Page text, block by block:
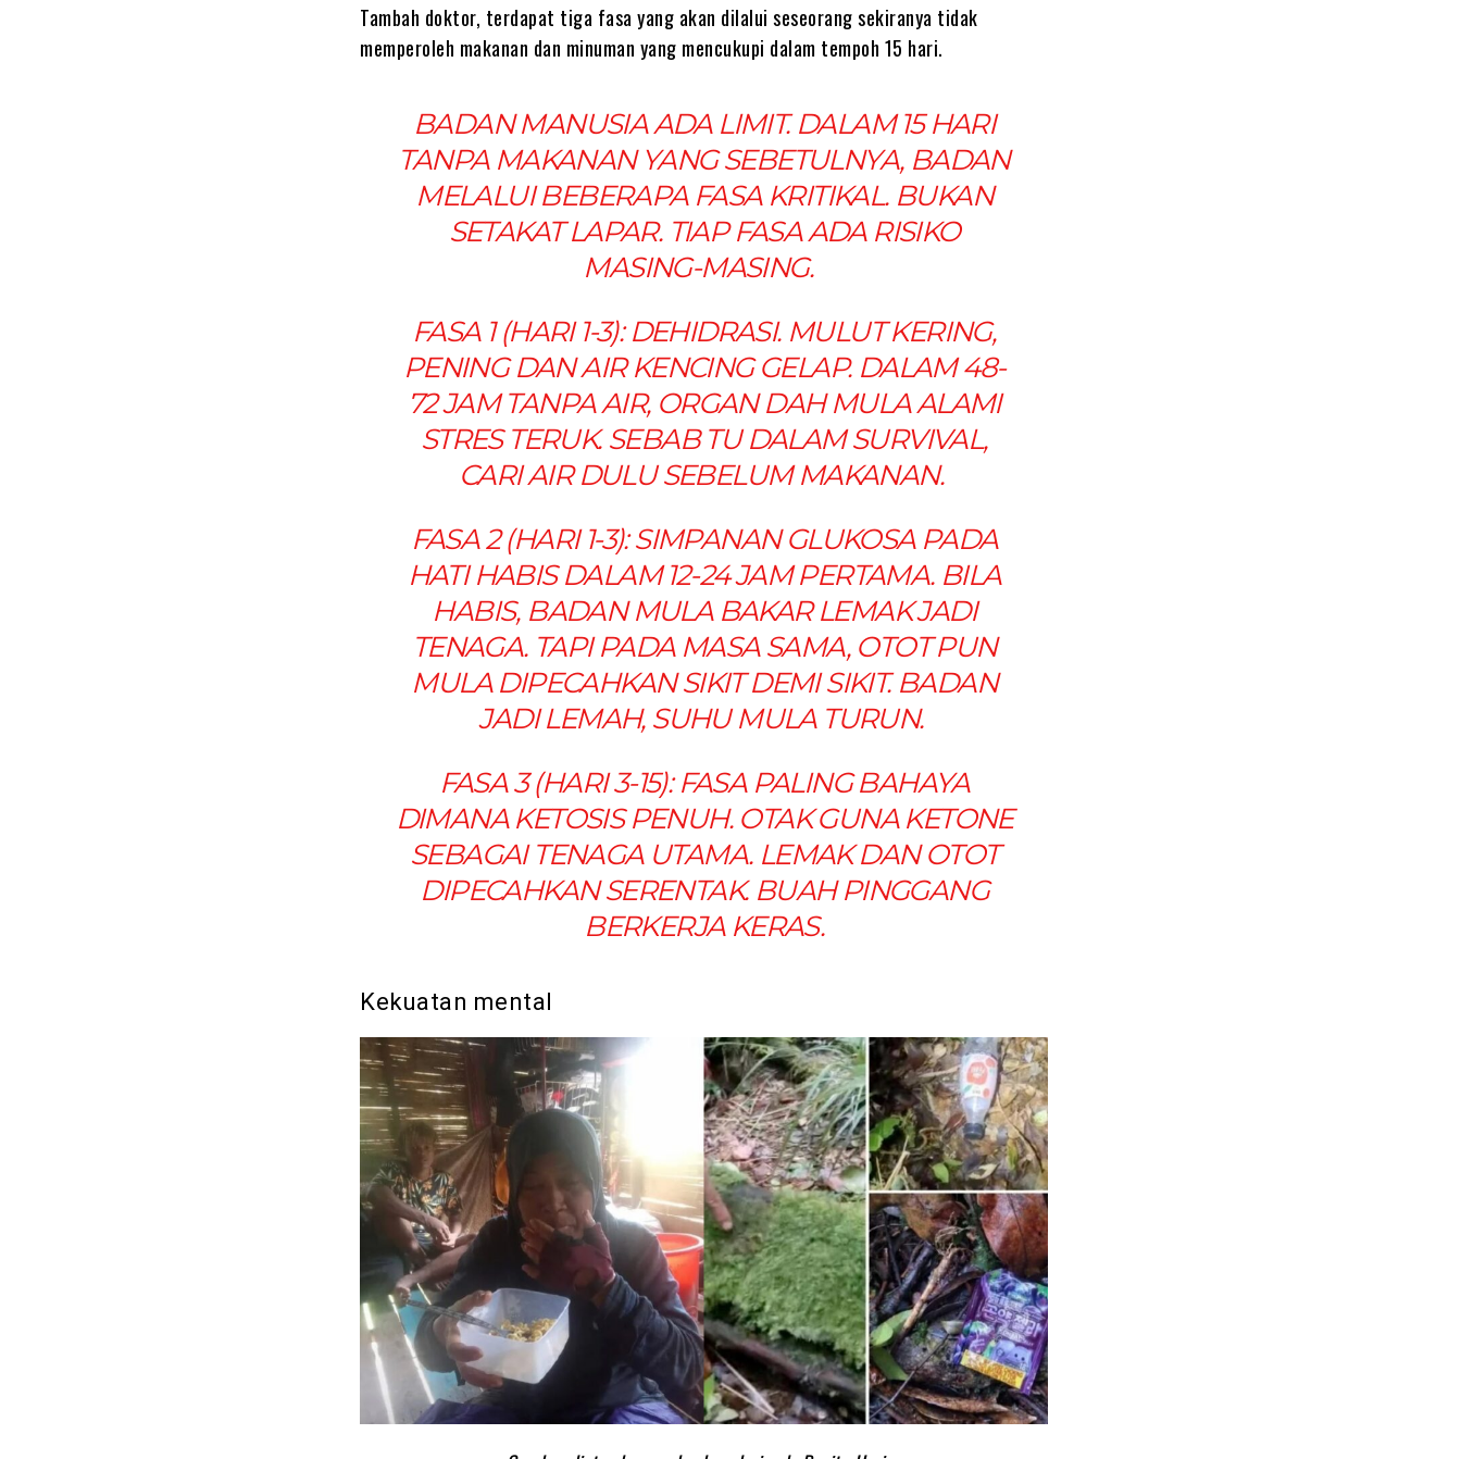
Tambah doktor, terdapat tiga fasa yang akan dilalui seseorang sekiranya tidak
memperoleh makanan dan minuman yang mencukupi dalam tempoh 15 hari.
BADAN MANUSIA ADA LIMIT. DALAM 15 HARI
TANPA MAKANAN YANG SEBETULNYA, BADAN
MELALUI BEBERAPA FASA KRITIKAL. BUKAN
SETAKAT LAPAR. TIAP FASA ADA RISIKO
MASING-MASING.
FASA 1 (HARI 1-3): DEHIDRASI. MULUT KERING,
PENING DAN AIR KENCING GELAP. DALAM 48-
72 JAM TANPA AIR, ORGAN DAH MULA ALAMI
STRES TERUK. SEBAB TU DALAMSURVIVAL,
CARI AIR DULU SEBELUM MAKANAN.
FASA 2 (HARI 1-3): SIMPANAN GLUKOSA PADA
HATI HABIS DALAM 12-24 JAM PERTAMA. BILA
HABIS, BADAN MULA BAKAR LEMAK JADI
TENAGA. TAPI PADA MASA SAMA, OTOT PUN
MULA DIPECAHKAN SIKIT DEMI SIKIT. BADAN
JADI LEMAH, SUHU MULA TURUN.
FASA 3 (HARI 3-15): FASA PALING BAHAYA
DIMANA KETOSIS PENUH. OTAK GUNA KETONE
SEBAGAI TENAGA UTAMA. LEMAK DAN OTOT
DIPECAHKAN SERENTAK. BUAH PINGGANG
BERKERJA KERAS.
Kekuatan mental